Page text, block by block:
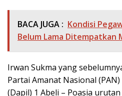
BACA JUGA : Kondisi
Belum Lama Ditempatkan
Irwan Sukma yang
Partai Amanat Nasional
(Dapil) 1 Abeli – Poasia